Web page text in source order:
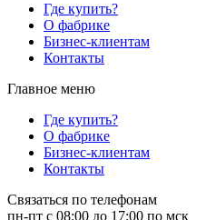
Где купить?
О фабрике
Бизнес-клиентам
Контакты
Главное меню
Где купить?
О фабрике
Бизнес-клиентам
Контакты
Связаться по телефонам
пн-пт с 08:00 до 17:00 по мск